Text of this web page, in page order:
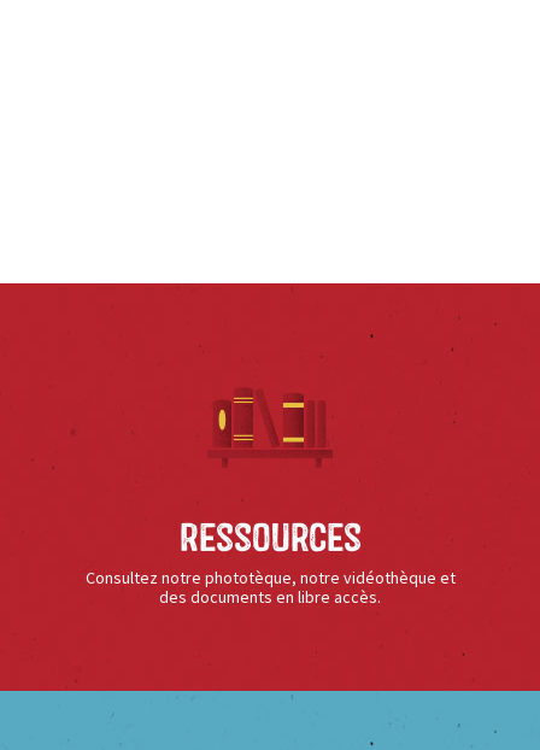
Ressources
Consultez notre phototèque, notre vidéothèque et
des documents en libre accès.